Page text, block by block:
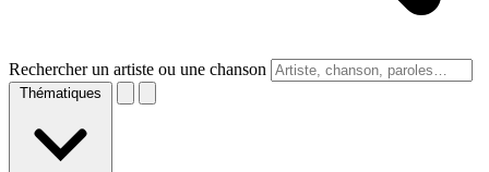
Rechercher un artiste ou une chanson
Thématiques